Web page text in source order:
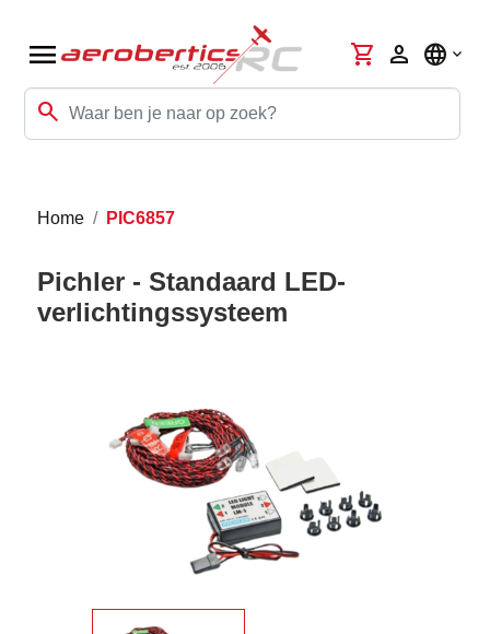
menu
search
shopping_cart person language
Home PIC6857
Pichler - Standaard LED-
verlichtingssysteem